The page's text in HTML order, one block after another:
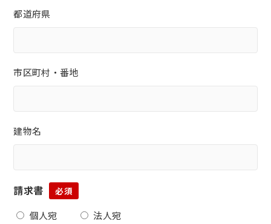
都道府県
市区町村・番地
建物名
請求書 必須
個人宛 法人宛